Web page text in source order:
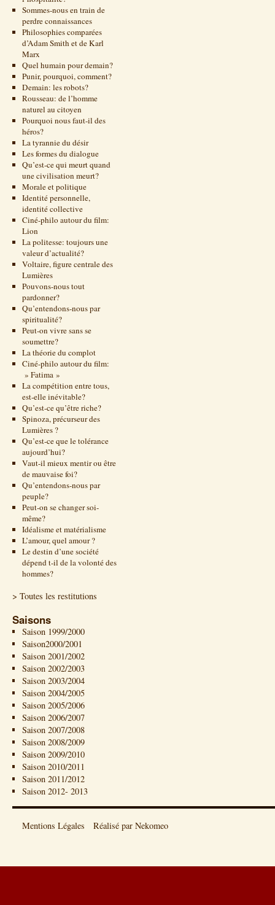
Sommes-nous en train de
perdre connaissances
Philosophies comparées
d’Adam Smith et de Karl
Marx
Quel humain pour demain?
Punir, pourquoi, comment?
Demain: les robots?
Rousseau: de l’homme
naturel au citoyen
Pourquoi nous faut-il des
héros?
La tyrannie du désir
Les formes du dialogue
Qu’est-ce qui meurt quand
une civilisation meurt?
Morale et politique
Identité personnelle,
identité collective
Ciné-philo autour du film:
Lion
La politesse: toujours une
valeur d’actualité?
Voltaire, figure centrale des
Lumières
Pouvons-nous tout
pardonner?
Qu’entendons-nous par
spiritualité?
Peut-on vivre sans se
soumettre?
La théorie du complot
Ciné-philo autour du film:
» Fatima »
La compétition entre tous,
est-elle inévitable?
Qu’est-ce qu’être riche?
Spinoza, précurseur des
Lumières ?
Qu’est-ce que le tolérance
aujourd’hui?
Vaut-il mieux mentir ou être
de mauvaise foi?
Qu’entendons-nous par
peuple?
Peut-on se changer soi-
même?
Idéalisme et matérialisme
L’amour, quel amour ?
Le destin d’une société
dépend t-il de la volonté des
hommes?
> Toutes les restitutions
Saisons
Saison 1999/2000
Saison2000/2001
Saison 2001/2002
Saison 2002/2003
Saison 2003/2004
Saison 2004/2005
Saison 2005/2006
Saison 2006/2007
Saison 2007/2008
Saison 2008/2009
Saison 2009/2010
Saison 2010/2011
Saison 2011/2012
Saison 2012- 2013
Mentions Légales Réalisé par Nekomeo